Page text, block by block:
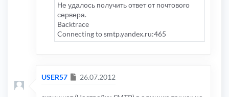
Не удалось получить ответ от почтового
сервера.
Backtrace
Connecting to smtp.yandex.ru:465
USER57 Сообщение
26.07.2012